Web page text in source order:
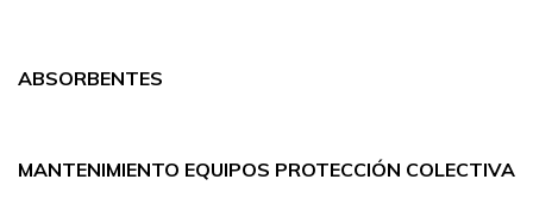
ABSORBENTES
MANTENIMIENTO EQUIPOS PROTECCIÓN COLECTIVA